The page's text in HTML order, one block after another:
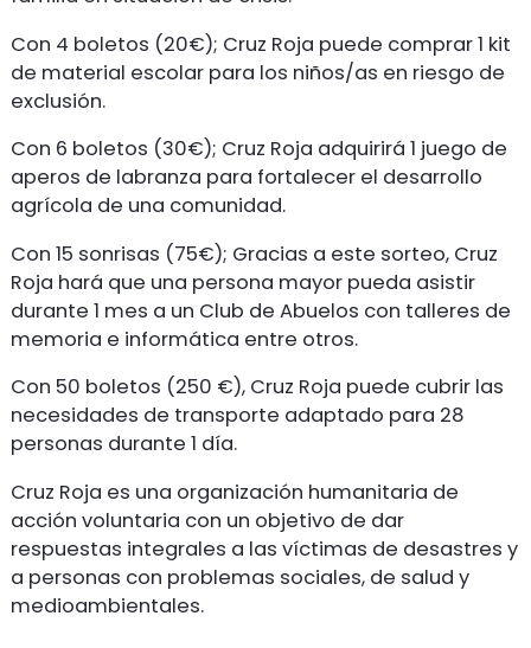
Con 4 boletos (20€); Cruz Roja puede comprar 1 kit
de material escolar para los niños/as en riesgo de
exclusión.
Con 6 boletos (30€); Cruz Roja adquirirá 1 juego de
aperos de labranza para fortalecer el desarrollo
agrícola de una comunidad.
Con 15 sonrisas (75€); Gracias a este sorteo, Cruz
Roja hará que una persona mayor pueda asistir
durante 1 mes a un Club de Abuelos con talleres de
memoria e informática entre otros.
Con 50 boletos (250 €), Cruz Roja puede cubrir las
necesidades de transporte adaptado para 28
personas durante 1 día.
Cruz Roja es una organización humanitaria de
acción voluntaria con un objetivo de dar
respuestas integrales a las víctimas de desastres y
a personas con problemas sociales, de salud y
medioambientales.